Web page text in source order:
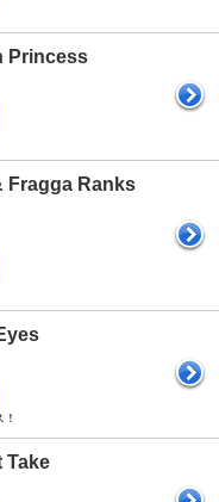
Princess
Fragga Ranks
Take